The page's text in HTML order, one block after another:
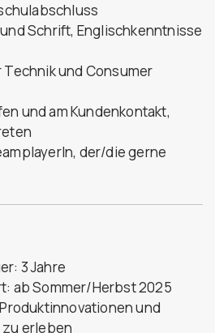
Schrift, Englischkenntnisse
und Consumer
und am Kundenkontakt,
der/die gerne
3 Jahre
ab Sommer/Herbst 2025
und
erleben